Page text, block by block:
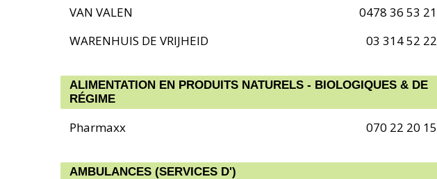
VAN VALEN
0478 36 53 21
WARENHUIS DE VRIJHEID
03 314 52 22
ALIMENTATION EN PRODUITS NATURELS - BIOLOGIQUES & DE
RÉGIME
Pharmaxx 070 22 20 15
AMBULANCES (SERVICES D')